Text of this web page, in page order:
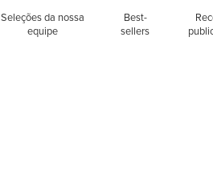
Seleções da nossa
equipe
Best-
sellers